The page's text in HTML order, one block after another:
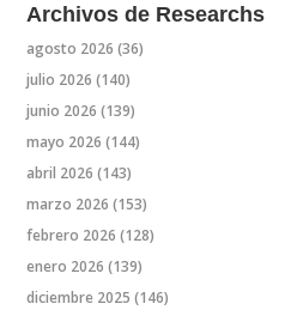
Archivos de Researchs
agosto 2026 (36)
julio 2026 (140)
junio 2026 (139)
mayo 2026 (144)
abril 2026 (143)
marzo 2026 (153)
febrero 2026 (128)
enero 2026 (139)
diciembre 2025 (146)